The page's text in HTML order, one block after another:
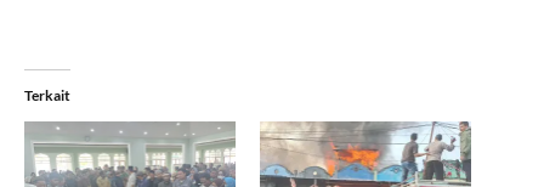
Terkait